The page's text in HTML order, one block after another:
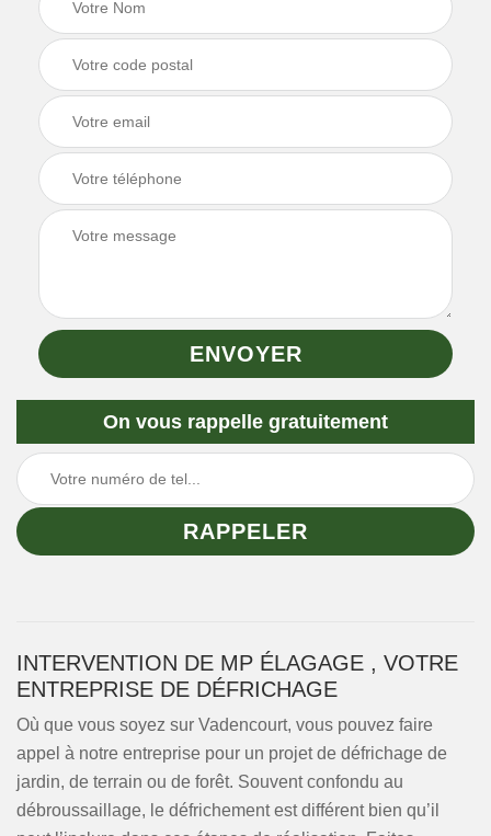
On vous rappelle gratuitement
INTERVENTION DE MP ÉLAGAGE , VOTRE
ENTREPRISE DE DÉFRICHAGE
Où que vous soyez sur Vadencourt, vous pouvez faire
appel à notre entreprise pour un projet de défrichage de
jardin, de terrain ou de forêt. Souvent confondu au
débroussaillage, le défrichement est différent bien qu’il